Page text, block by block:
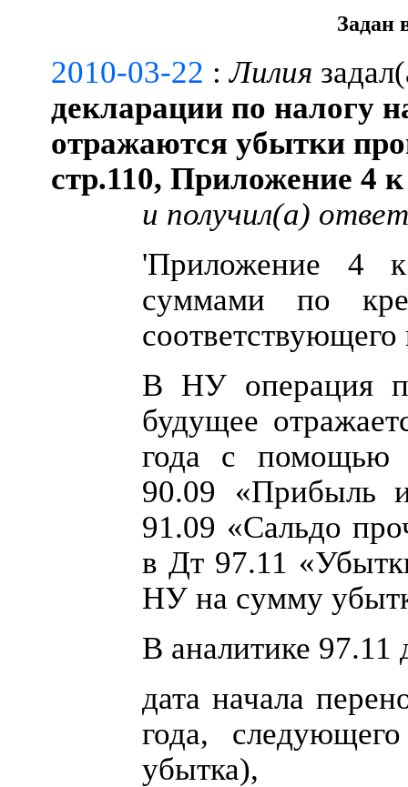
Задан
2010-03-22 :Лилия
декларации по налогу
отражаются убытки
стр.110, Приложение 4
и получил(a) ответ
'Приложение 4
суммами по
соответствующего
В НУ операция
будущее
года с помощью
90.09 «Прибыль
91.09 «Сальдо
в Дт 97.11
НУ на сумму
В аналитике 97.11
дата начала
года,
убытка),